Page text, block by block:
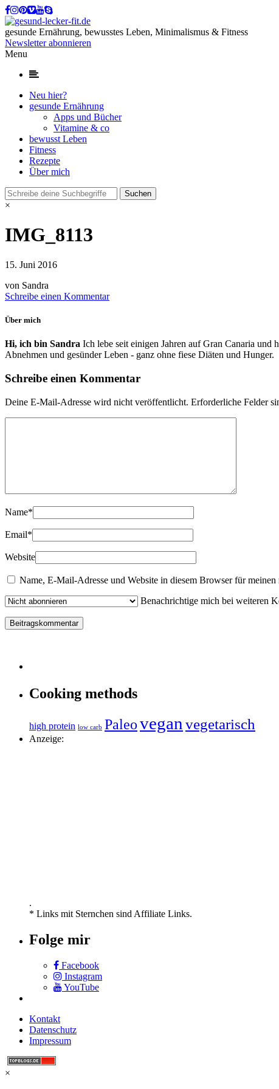
gesunde Ernährung, bewusstes Leben, Minimalismus & Fitness
Newsletter abonnieren
Menu
Neu hier?
gesunde Ernährung
Apps und Bücher
Vitamine & co
bewusst Leben
Fitness
Rezepte
Über mich
×
IMG_8113
15. Juni 2016
von Sandra
Schreibe einen Kommentar
Über mich
Hi, ich bin Sandra Ich lebe seit einigen Jahren auf Gran Canaria und
Abnehmen und gesünder Leben - ganz ohne fiese Diäten und Hunger.
Schreibe einen Kommentar
Deine E-Mail-Adresse wird nicht veröffentlicht. Erforderliche Felder
Name*
Email*
Website
Name, E-Mail-Adresse und Website in diesem Browser für meinen
Benachrichtige mich bei weiteren
Cooking methods
high protein low carb Paleoveganvegetarisch
Anzeige:
.
* Links mit Sternchen sind Affiliate Links.
Folge mir
Facebook
Instagram
YouTube
Kontakt
Datenschutz
Impressum
×